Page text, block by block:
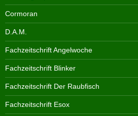
Cormoran
D.A.M.
Fachzeitschrift Angelwoche
Fachzeitschrift Blinker
Fachzeitschrift Der Raubfisch
Fachzeitschrift Esox